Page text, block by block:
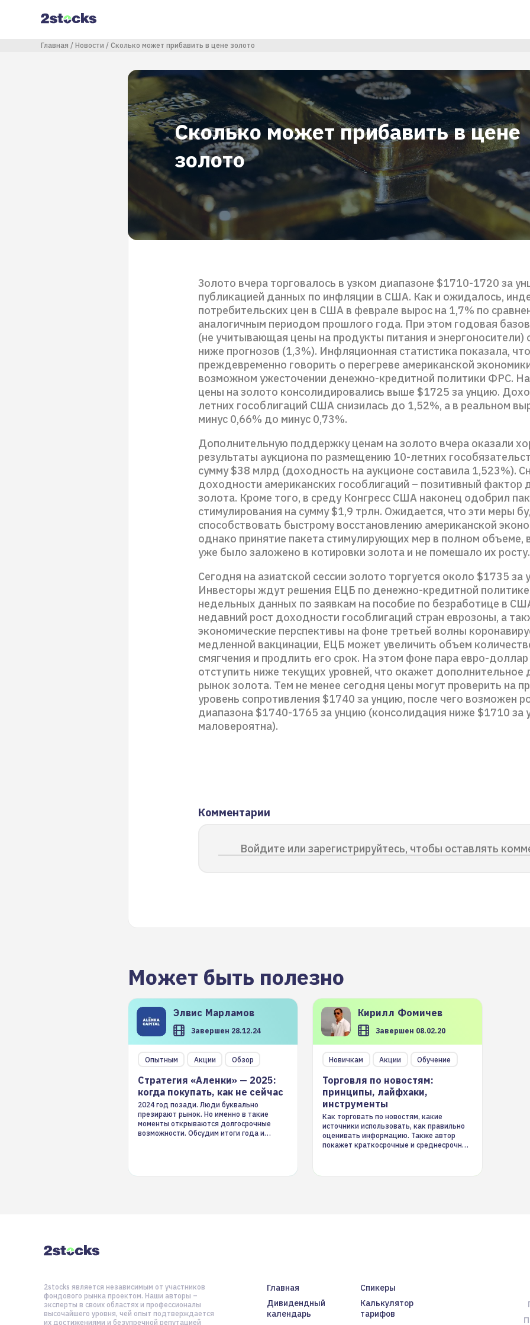
содержанию
Строка навигации
Главная Новости Сколько может прибавить в цене золото
Сколько может прибавить в цене
золото
Золото вчера торговалось в узком диапазоне $1710-1720 за
публикацией данных по инфляции в США. Как и ожидалось,
потребительских цен в США в феврале вырос на 1,7% по
аналогичным периодом прошлого года. При этом годовая
(не учитывающая цены на продукты питания и энергоносители)
ниже прогнозов (1,3%). Инфляционная статистика показала,
преждевременно говорить о перегреве американской
возможном ужесточении денежно-кредитной политики ФРС.
цены на золото консолидировались выше $1725 за унцию.
летних гособлигаций США снизилась до 1,52%, а в реальном
минус 0,66% до минус 0,73%.
Дополнительную поддержку ценам на золото вчера оказали
результаты аукциона по размещению 10-летних
сумму $38 млрд (доходность на аукционе составила 1,523%).
доходности американских гособлигаций – позитивный фактор
золота. Кроме того, в среду Конгресс США наконец одобрил
стимулирования на сумму $1,9 трлн. Ожидается, что эти меры
способствовать быстрому восстановлению американской
однако принятие пакета стимулирующих мер в полном объеме,
уже было заложено в котировки золота и не помешало их росту.
Сегодня на азиатской сессии золото торгуется около $1735 за
Инвесторы ждут решения ЕЦБ по денежно-кредитной
недельных данных по заявкам на пособие по безработице в
недавний рост доходности гособлигаций стран еврозоны, а
экономические перспективы на фоне третьей волны
медленной вакцинации, ЕЦБ может увеличить объем
смягчения и продлить его срок. На этом фоне пара евро-
отступить ниже текущих уровней, что окажет дополнительное
рынок золота. Тем не менее сегодня цены могут проверить на
уровень сопротивления $1740 за унцию, после чего возможен
диапазона $1740-1765 за унцию (консолидация ниже $1710 за
маловероятна).
Комментарии
Войдите или зарегистрируйтесь, чтобы оставлять
Может быть полезно
Элвис Марламов
Завершен 28.12.24
Опытным Акции Обзор
Стратегия «Аленки» — 2025:
когда покупать, как не сейчас
2024 год позади. Люди буквально
презирают рынок. Но именно в такие
моменты открываются долгосрочные
возможности. Обсудим итоги года и
Кирилл Фомичев
Завершен 08.02.20
Новичкам Акции Обучение
Торговля по новостям:
принципы, лайфхаки,
инструменты
Как торговать по новостям, какие
источники использовать, как правильно
оценивать информацию. Также автор
покажет краткосрочные и среднесрочные
Главная
Спикеры
Дивидендный
календарь
Калькулятор
тарифов
2stocks является независимым от участников
фондового рынка проектом. Наши авторы –
эксперты в своих областях и профессионалы
высочайшего уровня, чей опыт подтверждается
их достижениями и безупречной репутацией